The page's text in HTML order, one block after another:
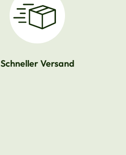
Schneller Versand